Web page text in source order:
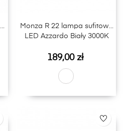
Monza R 22 lampa sufitowa
LED Azzardo Biały 3000K
Cena
189,00 zł